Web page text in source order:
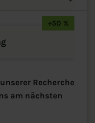
Recherche
am nächsten
+50 %